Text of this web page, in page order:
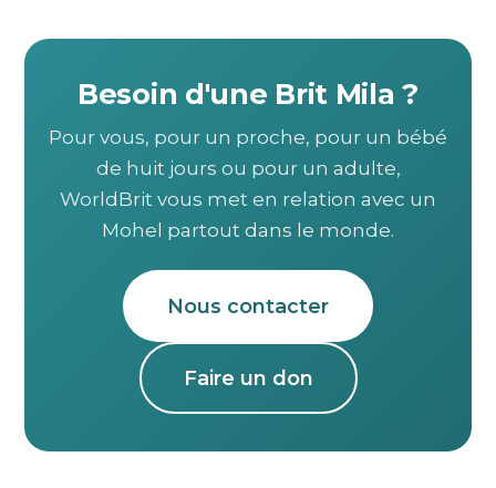
Besoin d'une Brit Mila ?
Pour vous, pour un proche, pour un bébé
de huit jours ou pour un adulte,
WorldBrit vous met en relation avec un
Mohel partout dans le monde.
Nous contacter
Faire un don